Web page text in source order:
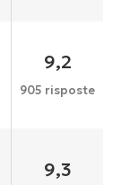
9,2
905 risposte
9,3